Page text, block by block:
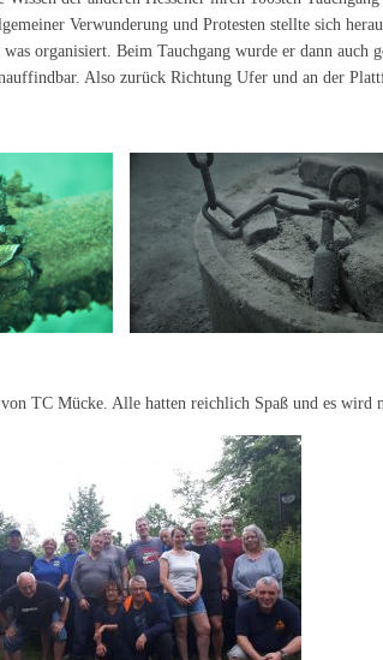
Verwunderung und Protesten stellte sich
organisiert. Beim Tauchgang wurde er dann auch
Also zurück Richtung Ufer und an der
TC Mücke. Alle hatten reichlich Spaß und es wird